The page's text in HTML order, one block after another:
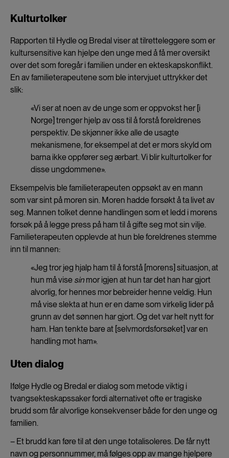
Kulturtolker
Rapporten til Hydle og Bredal viser at tilretteleggere som er
kultursensitive kan hjelpe den unge med å få mer oversikt
over det som foregår i familien under en ekteskapskonflikt.
En av familieterapeutene som ble intervjuet uttrykker det
slik:
«Vi ser at noen av de unge som er oppvokst her [i
Norge] trenger hjelp av oss til å forstå foreldrenes
perspektiv. De skjønner ikke alle de usagte
mekanismene, for eksempel at det er mors skyld om
barna ikke oppfører seg ærbart. Vi blir kulturtolker for
disse ungdommene».
Eksempelvis ble familieterapeuten oppsøkt av en mann
som var sint på moren sin. Moren hadde forsøkt å ta livet av
seg. Mannen tolket denne handlingen som et ledd i morens
forsøk på å legge press på ham til å gifte seg mot sin vilje.
Familieterapeuten opplevde at hun ble foreldrenes stemme
inn til mannen:
«Jeg tror jeg hjalp ham til å forstå [morens] situasjon, at
hun må vise sin mor igjen at hun tar det han har gjort
alvorlig, for hennes mor bebreider henne veldig. Hun
må vise slekta at hun er en dame som virkelig lider på
grunn av det sønnen har gjort. Og det var helt nytt for
ham. Han tenkte bare at [selvmordsforsøket] var en
handling mot ham».
Uten dialog
Ifølge Hydle og Bredal er dialog som metode viktig i
tvangsekteskapssaker fordi alternativet ofte er tragiske
brudd som får alvorlige konsekvenser både for den unge og
familien.
– Et brudd kan føre til at den unge totalisoleres. De får nytt
navn og personnummer, må følges opp av mange hjelpere